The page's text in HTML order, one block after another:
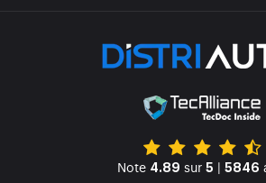
Note 4.89 sur 5 | 5846